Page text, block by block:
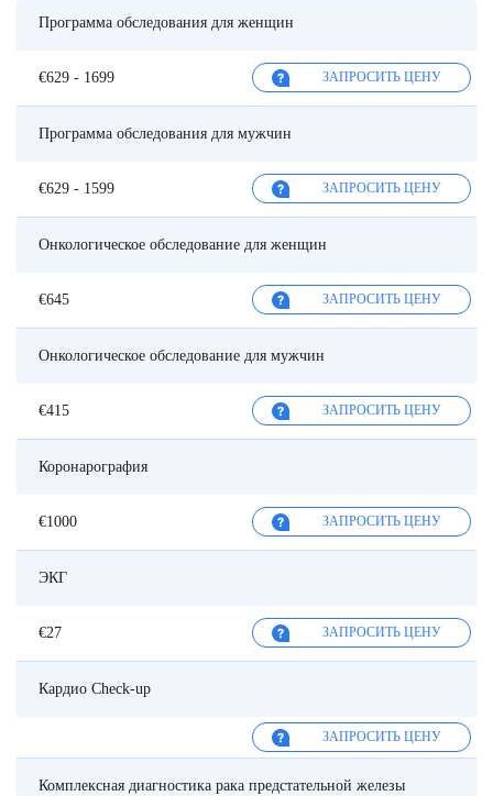
Программа обследования для женщин
€629 - 1699 ЗАПРОСИТЬ ЦЕНУ
Программа обследования для мужчин
€629 - 1599 ЗАПРОСИТЬ ЦЕНУ
Онкологическое обследование для женщин
€645 ЗАПРОСИТЬ ЦЕНУ
Онкологическое обследование для мужчин
€415 ЗАПРОСИТЬ ЦЕНУ
Коронарография
€1000 ЗАПРОСИТЬ ЦЕНУ
ЭКГ
€27 ЗАПРОСИТЬ ЦЕНУ
Кардио Check-up
ЗАПРОСИТЬ ЦЕНУ
Комплексная диагностика рака предстательной железы